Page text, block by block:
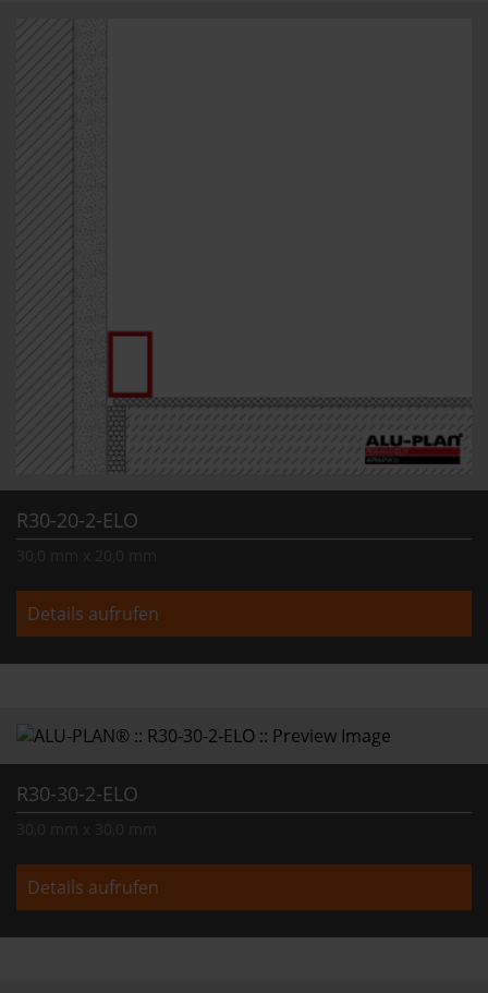
R30-20-2-ELO
Details aufrufen
R30-30-2-ELO
Details aufrufen